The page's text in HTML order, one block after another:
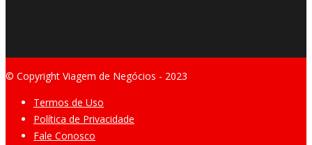
© Copyright Viagem de Negócios - 2023
Termos de Uso
Política de Privacidade
Fale Conosco